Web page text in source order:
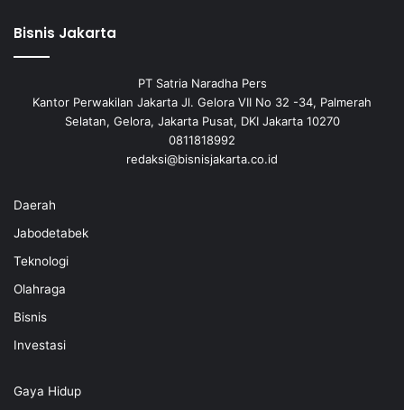
Bisnis Jakarta
PT Satria Naradha Pers
Kantor Perwakilan Jakarta Jl. Gelora VII No 32 -34, Palmerah
Selatan, Gelora, Jakarta Pusat, DKI Jakarta 10270
0811818992
redaksi@bisnisjakarta.co.id
Daerah
Jabodetabek
Teknologi
Olahraga
Bisnis
Investasi
Gaya Hidup